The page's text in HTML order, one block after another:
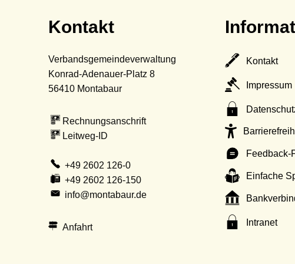
Kontakt
Verbandsgemeindeverwaltung
Konrad-Adenauer-Platz 8
56410 Montabaur
Rechnungsanschrift
Leitweg-ID
+49 2602 126-0
+49 2602 126-150
info@montabaur.de
Anfahrt
Kontakt
Impressum
Feedback-
Einfache
Intranet